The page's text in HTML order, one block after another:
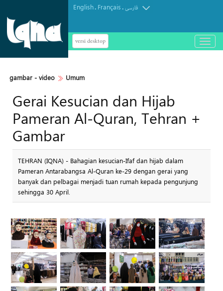
English. Français.فارسی
versi desktop
باز
و
gambar - video Umum
Gerai Kesucian dan Hijab
Pameran Al-Quran, Tehran +
Gambar
TEHRAN (IQNA) - Bahagian kesucian-Ifaf dan hijab dalam
Pameran Antarabangsa Al-Quran ke-29 dengan gerai yang
banyak dan pelbagai menjadi tuan rumah kepada pengunjung
sehingga 30 April.